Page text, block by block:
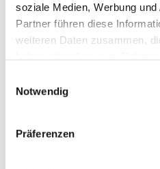
soziale Medien, Werbung
Partner führen diese
weiteren Daten zusammen,
Notwendig
Präferenzen